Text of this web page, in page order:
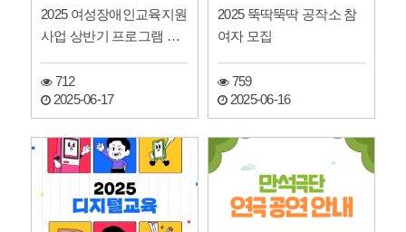
2025 여성장애인교육지원
사업 상반기 프로그램 현
712
2025-06-17
2025 뚝딱뚝딱 공작소 참
여자 모집
759
2025-06-16